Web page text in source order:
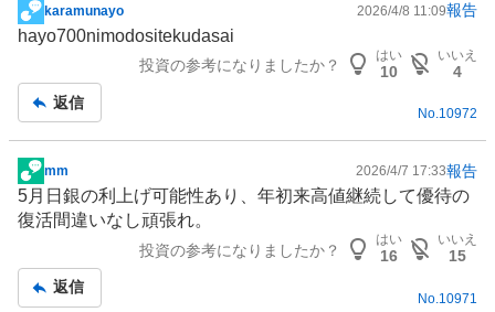
掲
示
事
karamunayo 2026/4/8 11:09報告
hayo700nimodositekudasai
投資の参考になりましたか？
はい
10
いいえ
4
返信
No.10972
掲
示
板
mm 2026/4/7 17:33報告
5月日銀の利上げ可能性あり、年初来高値継続して優待の
復活間違いなし頑張れ。
投資の参考になりましたか？
はい
16
いいえ
15
返信
No. 10971